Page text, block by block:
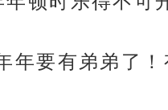
年要有弟弟了！